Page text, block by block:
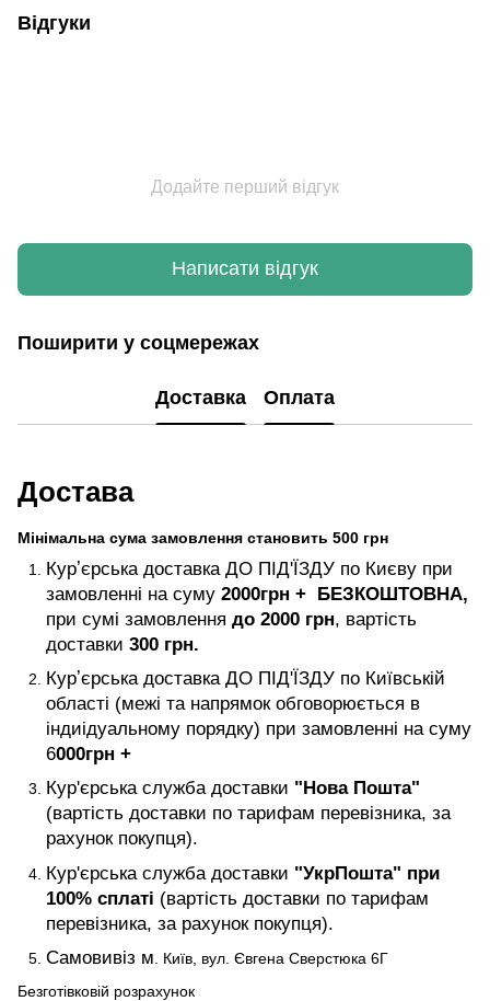
Відгуки
Додайте перший відгук
Написати відгук
Поширити у соцмережах
Доставка Оплата
Достава
Мінімальна сума замовлення становить 500 грн
Курʼєрська доставка ДО ПІД'ЇЗДУ по Києву при
замовленні на суму 2000грн + БЕЗКОШТОВНА,
при сумі замовлення до 2000 грн, вартість
доставки 300 грн.
Курʼєрська доставка ДО ПІД'ЇЗДУ по Київській
області (межі та напрямок обговорюється в
індиідуальному порядку) при замовленні на суму
6000грн +
Кур'єрська служба доставки "Нова Пошта"
(вартість доставки по тарифам перевізника, за
рахунок покупця).
Кур'єрська служба доставки "УкрПошта" при
100% сплаті (вартість доставки по тарифам
перевізника, за рахунок покупця).
Самовивіз м . Київ, вул. Євгена Сверстюка 6Г
Безготівковій розрахунок